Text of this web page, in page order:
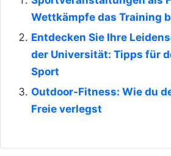
Wettkämpfe das Training
Entdecken Sie Ihre
der Universität: Tipps für
Sport
Outdoor-Fitness: Wie du
Freie verlegst